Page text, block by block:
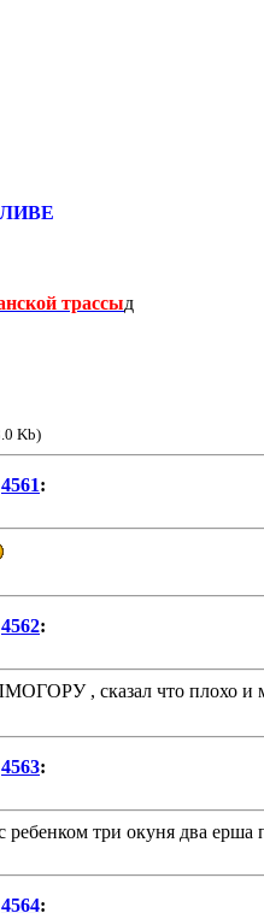
трассыд
Kb)
4561:
4562:
, сказал что плохо и
4563:
три окуня два ерша
4564: